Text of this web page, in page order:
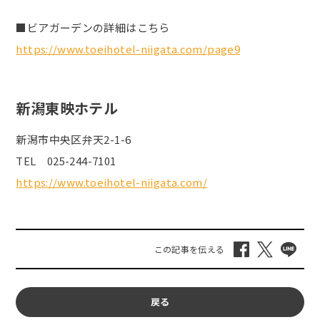
■ビアガーデンの詳細はこちら
https://www.toeihotel-niigata.com/page9
新潟東映ホテル
新潟市中央区弁天2-1-6
TEL 025-244-7101
https://www.toeihotel-niigata.com/
戻る